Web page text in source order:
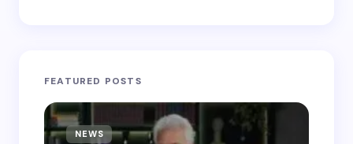
FEATURED POSTS
NEWS